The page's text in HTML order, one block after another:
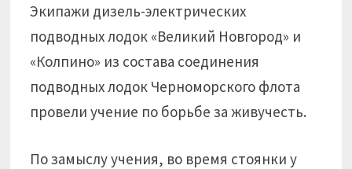
Экипажи дизель-электрических
подводных лодок «Великий Новгород» и
«Колпино» из состава соединения
подводных лодок Черноморского флота
провели учение по борьбе за живучесть.
По замыслу учения, во время стоянки у